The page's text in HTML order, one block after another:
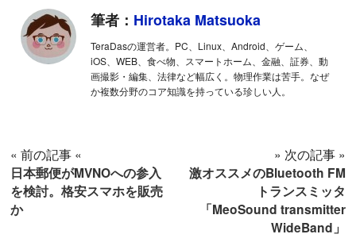
筆者： Hirotaka Matsuoka
TeraDasの運営者。PC、Linux、Android、ゲーム、
iOS、WEB、食べ物、スマートホーム、金融、証券、動
画撮影・編集、法律など幅広く。物理作業は苦手。なぜ
か複数分野のコア知識を持っている珍しい人。
« 前の記事 «
日本郵便がMVNOへの参入
を検討。格安スマホを販売
か
» 次の記事 »
激オススメのBluetooth FM
トランスミッタ
「MeoSound transmitter
WideBand」